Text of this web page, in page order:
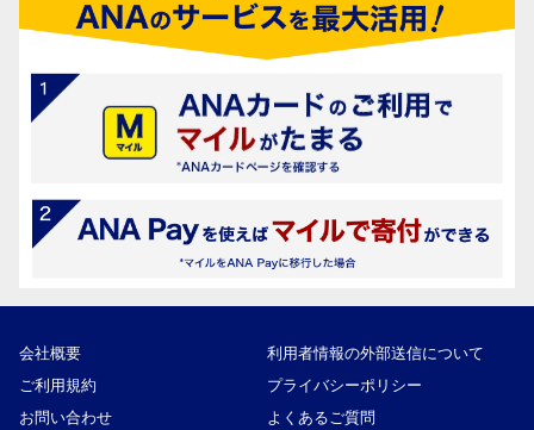
会社概要
利用者情報の外部送信について
ご利用規約
プライバシーポリシー
お問い合わせ
よくあるご質問